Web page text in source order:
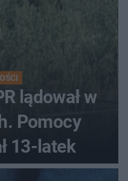
lądował w
Pomocy
13-latek